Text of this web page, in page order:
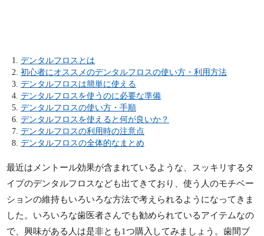
デンタルフロスとは
初心者にオススメのデンタルフロスの使い方・利用方法
デンタルフロスは簡単に使える
デンタルフロスを使うのに必要な準備
デンタルフロスの使い方・手順
デンタルフロスを使えると何が良いか？
デンタルフロスの利用時の注意点
デンタルフロスの全体的なまとめ
最近はメントール効果が含まれているような、スッキリするタ
イプのデンタルフロスなども出てきており、使う人のモチベー
ションの維持もいろいろな方法で考えられるようになってきま
した。いろいろな歯医者さんでも勧められているアイテムなの
で、興味がある人は是非とも1つ購入してみましょう。歯間ブ